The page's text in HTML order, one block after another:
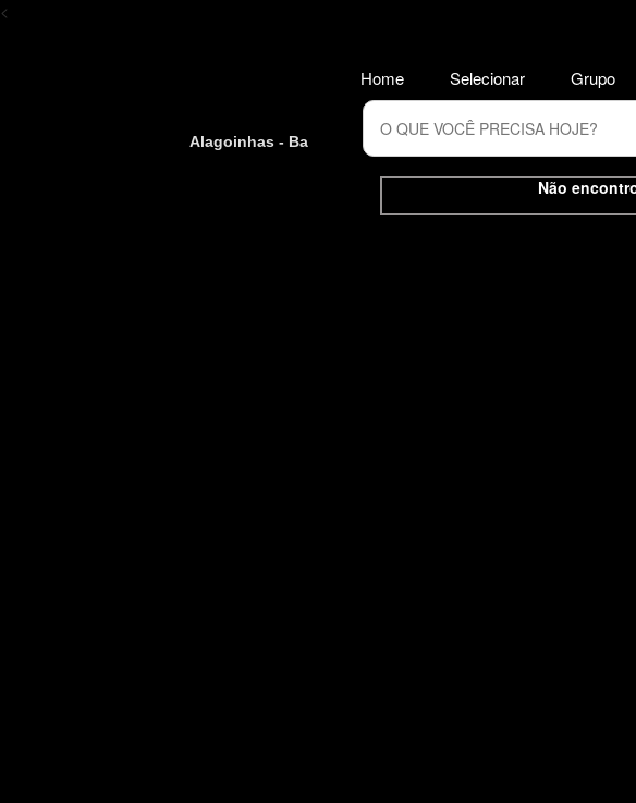
<
Alagoinhas - Ba
Não
Home Selecionar Grupo